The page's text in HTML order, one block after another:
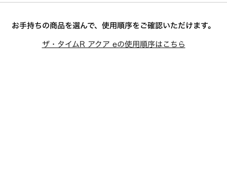
お手持ちの商品を選んで、使用順序をご確認いただけます。
ザ・タイムR アクア eの使用順序はこちら